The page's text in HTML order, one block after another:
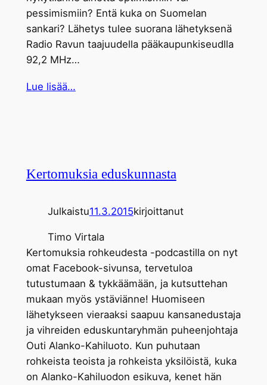
pessimismiin? Entä kuka on Suomelan
sankari? Lähetys tulee suorana lähetyksenä
Radio Ravun taajuudella pääkaupunkiseudlla
92,2 MHz…
Lue lisää…
Kertomuksia eduskunnasta
Julkaistu11.3.2015kirjoittanut
Timo Virtala
Kertomuksia rohkeudesta -podcastilla on nyt
omat Facebook-sivunsa, tervetuloa
tutustumaan & tykkäämään, ja kutsuttehan
mukaan myös ystäviänne! Huomiseen
lähetykseen vieraaksi saapuu kansanedustaja
ja vihreiden eduskuntaryhmän puheenjohtaja
Outi Alanko-Kahiluoto. Kun puhutaan
rohkeista teoista ja rohkeista yksilöistä, kuka
on Alanko-Kahiluodon esikuva, kenet hän